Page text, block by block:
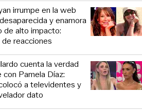
irrumpe en la web
y enamora
de alto impacto:
reacciones
cuenta la verdad
Pamela Díaz:
a televidentes y
dato